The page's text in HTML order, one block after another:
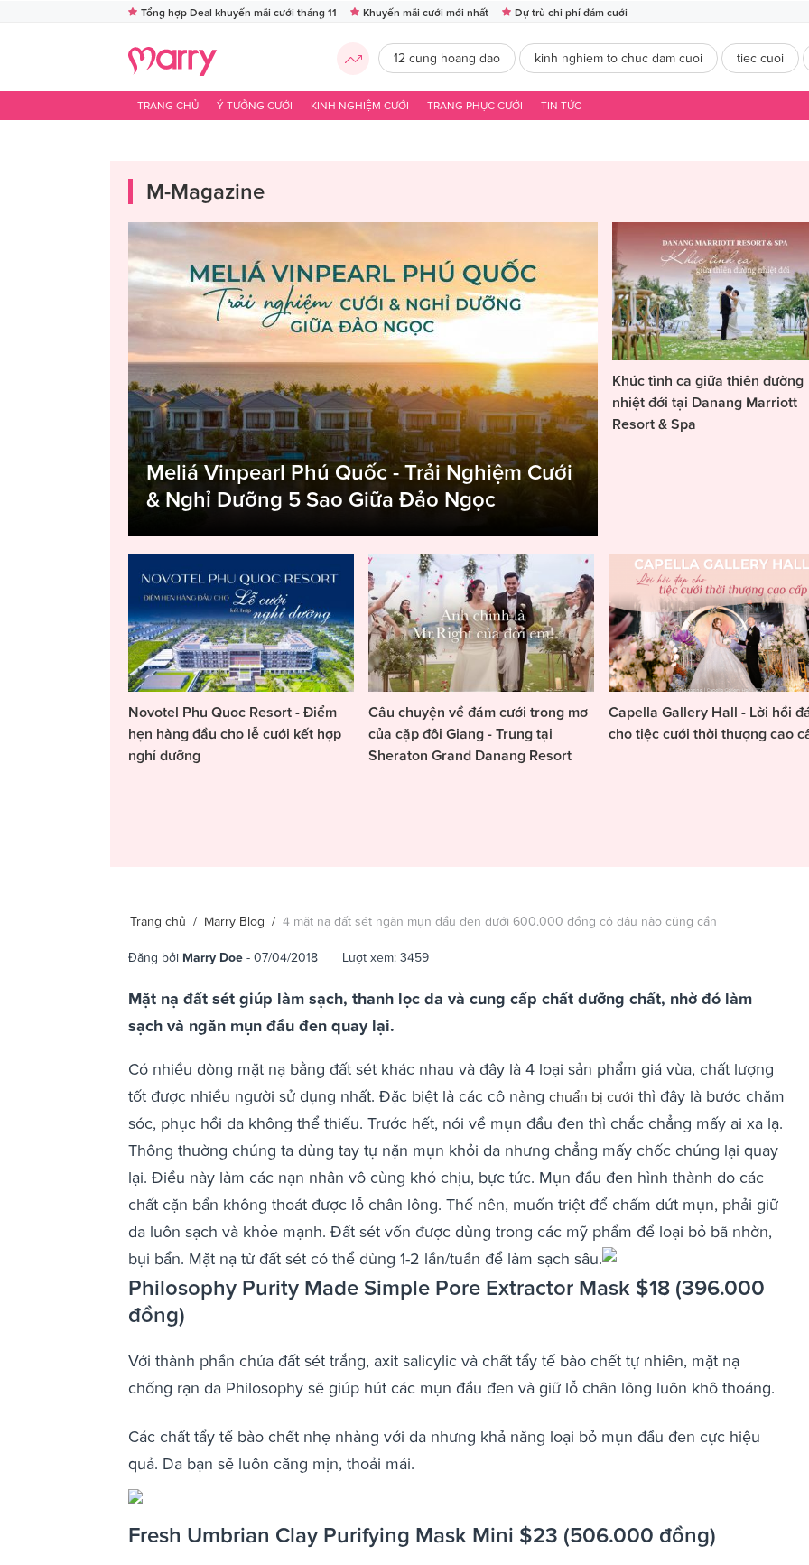
Tổng hợp Deal khuyến mãi cưới tháng 11 Khuyến mãi cưới mới nhất Dự trù chi phí đám cưới
12 cung hoang dao kinh nghiem to chuc dam cuoi tiec cuoi
TRANG CHỦ Ý TƯỞNG CƯỚI KINH NGHIỆM CƯỚI TRANG PHỤC CƯỚI TIN TỨC
M-Magazine
Meliá Vinpearl Phú Quốc - Trải Nghiệm Cưới
& Nghỉ Dưỡng 5 Sao Giữa Đảo Ngọc
Khúc tình ca giữa thiên đường
nhiệt đới tại Danang Marriott
Resort & Spa
Novotel Phu Quoc Resort - Điểm
hẹn hàng đầu cho lễ cưới kết hợp
nghỉ dưỡng
Câu chuyện về đám cưới trong mơ
của cặp đôi Giang - Trung tại
Sheraton Grand Danang Resort
Capella Gallery Hall - Lời hồi
cho tiệc cưới thời thượng cao
Trang chủ / Marry Blog / 4 mặt nạ đất sét ngăn mụn đầu đen dưới 600.000 đồng cô dâu nào cũng cần
Đăng bởi Marry Doe - 07/04/2018 | Lượt xem: 3459
Mặt nạ đất sét giúp làm sạch, thanh lọc da và cung cấp chất dưỡng chất, nhờ đó làm
sạch và ngăn mụn đầu đen quay lại.
Có nhiều dòng mặt nạ bằng đất sét khác nhau và đây là 4 loại sản phẩm giá vừa, chất lượng
tốt được nhiều người sử dụng nhất. Đặc biệt là các cô nàng chuẩn bị cưới thì đây là bước chăm
sóc, phục hồi da không thể thiếu. Trước hết, nói về mụn đầu đen thì chắc chẳng mấy ai xa lạ.
Thông thường chúng ta dùng tay tự nặn mụn khỏi da nhưng chẳng mấy chốc chúng lại quay
lại. Điều này làm các nạn nhân vô cùng khó chịu, bực tức. Mụn đầu đen hình thành do các
chất cặn bẩn không thoát được lỗ chân lông. Thế nên, muốn triệt để chấm dứt mụn, phải giữ
da luôn sạch và khỏe mạnh. Đất sét vốn được dùng trong các mỹ phẩm để loại bỏ bã nhờn,
bụi bẩn. Mặt nạ từ đất sét có thể dùng 1-2 lần/tuần để làm sạch sâu.
Philosophy Purity Made Simple Pore Extractor Mask $18 (396.000
đồng)
Với thành phần chứa đất sét trắng, axit salicylic và chất tẩy tế bào chết tự nhiên, mặt nạ
chống rạn da Philosophy sẽ giúp hút các mụn đầu đen và giữ lỗ chân lông luôn khô thoáng.
Các chất tẩy tế bào chết nhẹ nhàng với da nhưng khả năng loại bỏ mụn đầu đen cực hiệu
quả. Da bạn sẽ luôn căng mịn, thoải mái.
Fresh Umbrian Clay Purifying Mask Mini $23 (506.000 đồng)